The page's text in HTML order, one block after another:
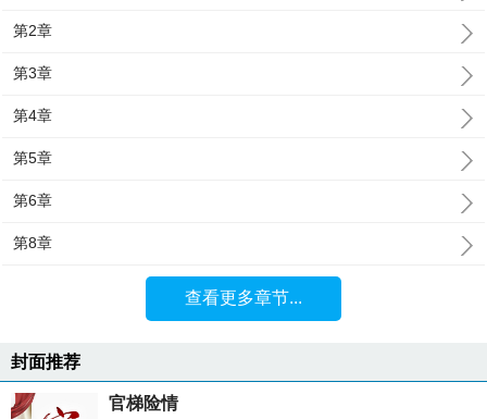
第2章
第3章
第4章
第5章
第6章
第8章
查看更多章节...
封面推荐
官梯险情